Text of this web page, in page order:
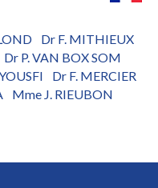
Dr F. MITHIEUX
Dr P. VAN BOX SOM
Dr F. MERCIER
- Mme J. RIEUBON